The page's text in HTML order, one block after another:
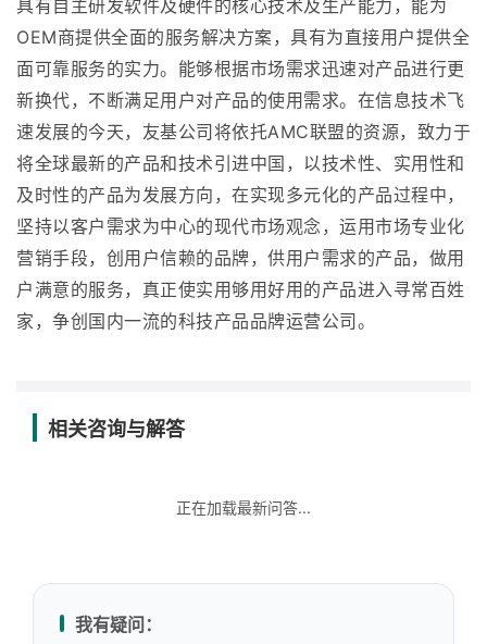
具有自主研发软件及硬件的核心技术及生产能力，能为
OEM商提供全面的服务解决方案，具有为直接用户提供全
面可靠服务的实力。能够根据市场需求迅速对产品进行更
新换代，不断满足用户对产品的使用需求。在信息技术飞
速发展的今天，友基公司将依托AMC联盟的资源，致力于
将全球最新的产品和技术引进中国，以技术性、实用性和
及时性的产品为发展方向，在实现多元化的产品过程中，
坚持以客户需求为中心的现代市场观念，运用市场专业化
营销手段，创用户信赖的品牌，供用户需求的产品，做用
户满意的服务，真正使实用够用好用的产品进入寻常百姓
家，争创国内一流的科技产品品牌运营公司。
相关咨询与解答
正在加载最新问答...
我有疑问：